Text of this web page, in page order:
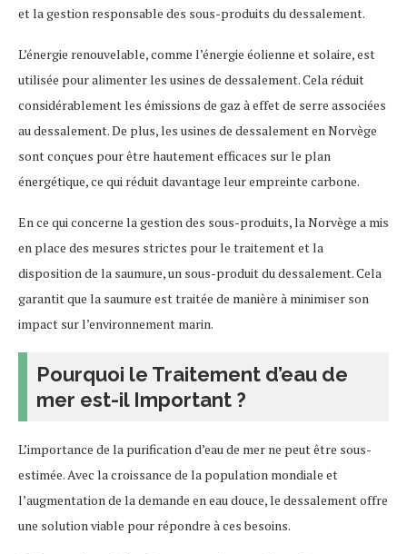
et la gestion responsable des sous-produits du dessalement.
L’énergie renouvelable, comme l’énergie éolienne et solaire, est
utilisée pour alimenter les usines de dessalement. Cela réduit
considérablement les émissions de gaz à effet de serre associées
au dessalement. De plus, les usines de dessalement en Norvège
sont conçues pour être hautement efficaces sur le plan
énergétique, ce qui réduit davantage leur empreinte carbone.
En ce qui concerne la gestion des sous-produits, la Norvège a mis
en place des mesures strictes pour le traitement et la
disposition de la saumure, un sous-produit du dessalement. Cela
garantit que la saumure est traitée de manière à minimiser son
impact sur l’environnement marin.
Pourquoi le Traitement d’eau de
mer est-il Important ?
L’importance de la purification d’eau de mer ne peut être sous-
estimée. Avec la croissance de la population mondiale et
l’augmentation de la demande en eau douce, le dessalement offre
une solution viable pour répondre à ces besoins.